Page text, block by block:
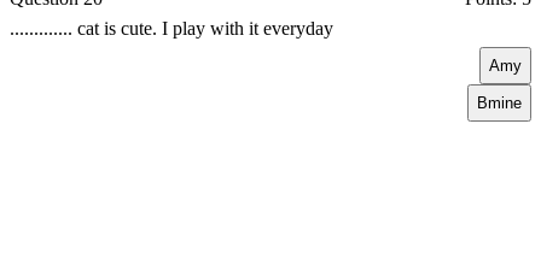
............. cat is cute. I play with it everyday
Amy
Bmine